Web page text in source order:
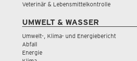
Veterinär & Lebensmittelkontrolle
UMWELT & WASSER
Umwelt-, Klima- und Energiebericht
Abfall
Energie